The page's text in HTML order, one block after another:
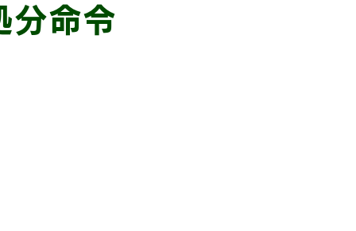
分命令